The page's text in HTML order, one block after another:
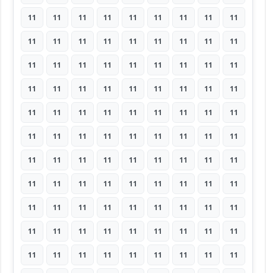
11 11 11 11 11 11 11 11 11
11 11 11 11 11 11 11 11 11
11 11 11 11 11 11 11 11 11
11 11 11 11 11 11 11 11 11
11 11 11 11 11 11 11 11 11
11 11 11 11 11 11 11 11 11
11 11 11 11 11 11 11 11 11
11 11 11 11 11 11 11 11 11
11 11 11 11 11 11 11 11 11
11 11 11 11 11 11 11 11 11
11 11 11 11 11 11 11 11 11